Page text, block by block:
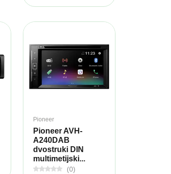
Pioneer
Pioneer AVH-
A240DAB
dvostruki DIN
multimetijski...
(0)